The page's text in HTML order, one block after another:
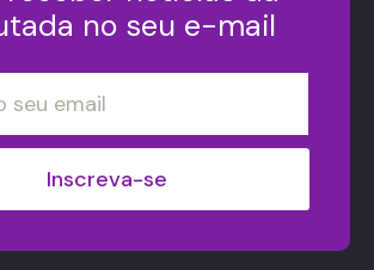
no seu e-mail